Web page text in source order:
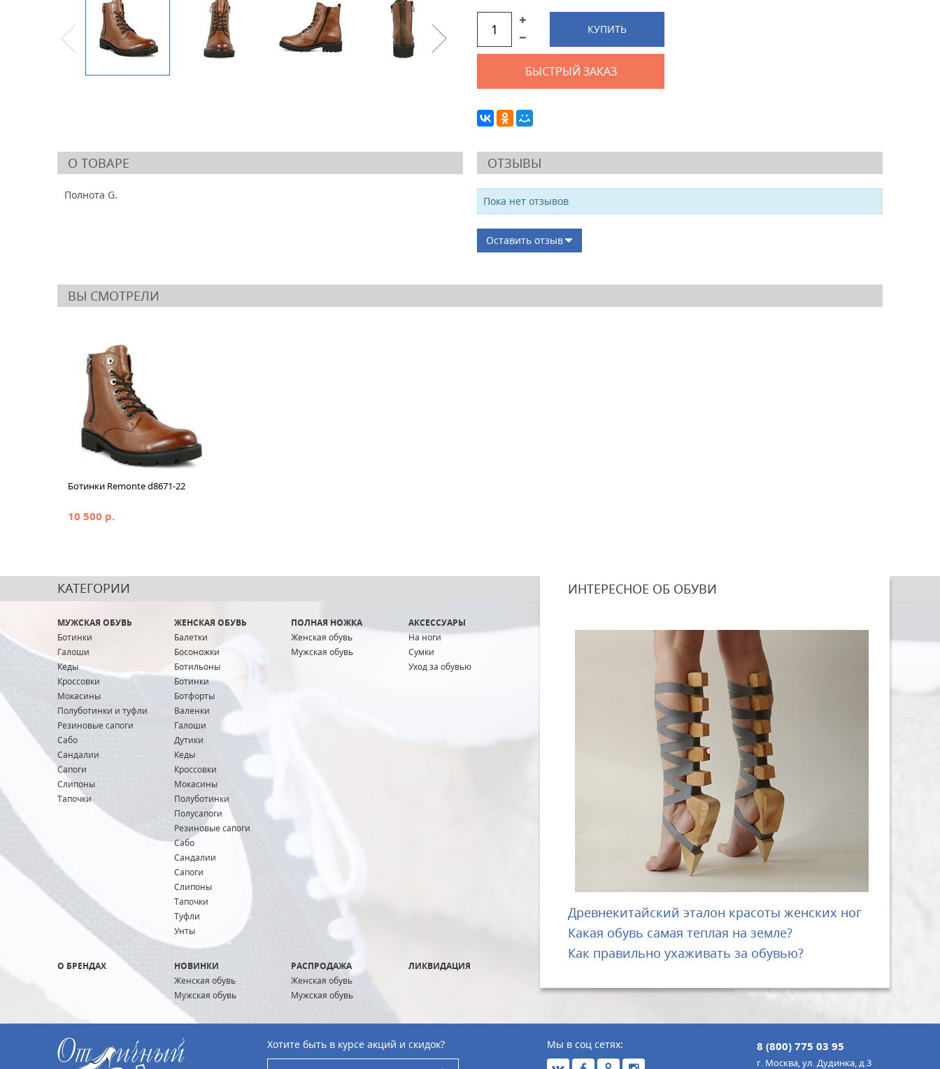
КУПИТЬ
БЫСТРЫЙ ЗАКАЗ
О ТОВАРЕ
Полнота G.
ОТЗЫВЫ
Пока нет отзывов
Оставить отзыв
ВЫ СМОТРЕЛИ
Ботинки Remonte d8671-22
10 500 р.
КАТЕГОРИИ
МУЖСКАЯ ОБУВЬ
Ботинки
Галоши
Кеды
Кроссовки
Мокасины
Полуботинки и туфли
Резиновые сапоги
Сабо
Сандалии
Сапоги
Слипоны
Тапочки
ЖЕНСКАЯ ОБУВЬ
Балетки
Босоножки
Ботильоны
Ботинки
Ботфорты
Валенки
Галоши
Дутики
Кеды
Кроссовки
Мокасины
Полуботинки
Полусапоги
Резиновые сапоги
Сабо
Сандалии
Сапоги
Слипоны
Тапочки
Туфли
Унты
ПОЛНАЯ НОЖКА
Женская обувь
Мужская обувь
АКСЕССУАРЫ
На ноги
Сумки
Уход за обувью
О БРЕНДАХ
НОВИНКИ
Женская обувь
Мужская обувь
РАСПРОДАЖА
Женская обувь
Мужская обувь
ЛИКВИДАЦИЯ
ИНТЕРЕСНОЕ ОБ ОБУВИ
Древнекитайский эталон красоты женских ног
Какая обувь самая теплая на земле?
Как правильно ухаживать за обувью?
Хотите быть в курсе акций и скидок? Мы в соц сетях: 8 (800) 775 03 95
г. Москва, ул. Дудинка, д.3